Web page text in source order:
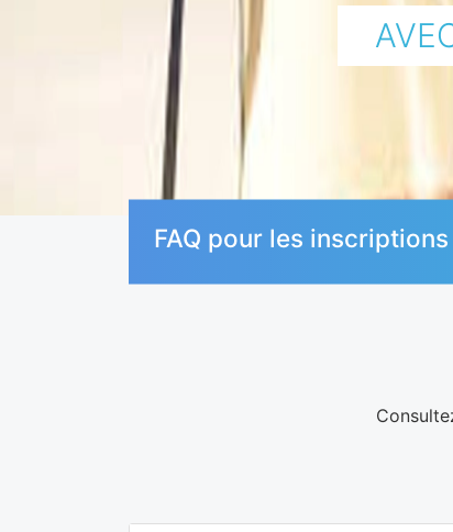
FAQ pour les